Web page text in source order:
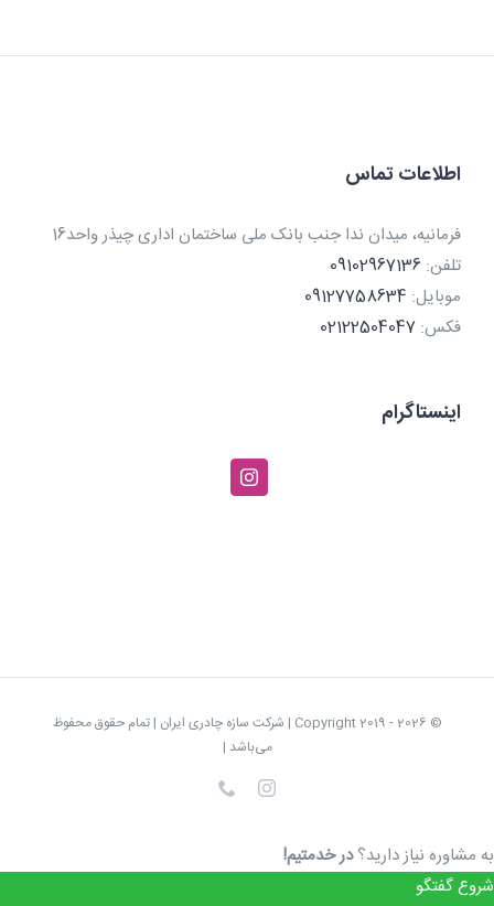
اطلاعات تماس
فرمانیه، میدان ندا جنب بانک ملی ساختمان اداری چیذر واحد16
تلفن: 09102967136
موبایل: 09127758634
فکس: 02122504047
اینستاگرام
© Copyright 2019 -
2026 | شرکت سازه چادری ایران | تمام حقوق محفوظ
می‌باشد |
Instagram
تلفن
به مشاوره نیاز دارید؟در خدمتیم!
شروع گفتگو